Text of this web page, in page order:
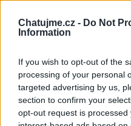
Chatujme.cz - Do Not
Information
If you wish to opt-out of the
processing of your personal
targeted advertising by us,
section to confirm your
opt-out request is
Tento uživatel zatím
fotografií. U neověřených
Země: